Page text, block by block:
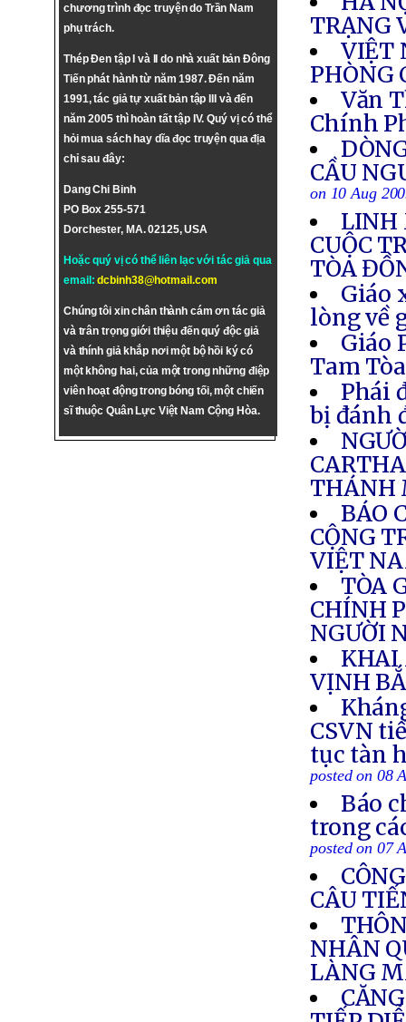
chương trình đọc truyện do Trần Nam
phụ trách.
Thép Đen tập I và II do nhà xuất bản Đông
Tiến phát hành từ năm 1987. Đến năm
1991, tác giả tự xuất bản tập III và đến
năm 2005 thì hoàn tất tập IV. Quý vị có thể
hỏi mua sách hay dĩa đọc truyện qua địa
chỉ sau đây:
Dang Chi Binh
PO Box 255-571
Dorchester, MA. 02125, USA
Hoặc quý vị có thể liên lạc với tác giả qua
email:dcbinh38@hotmail.com
Chúng tôi xin chân thành cám ơn tác giả
và trân trọng giới thiệu đến quý độc giả
và thính giả khắp nơi một bộ hồi ký có
một không hai, của một trong những điệp
viên hoạt động trong bóng tối, một chiến
sĩ thuộc Quân Lực Việt Nam Cộng Hòa.
TRẠNG
VIỆT
PHÒNG
Văn
Chính
CẦU
on 10 Aug
LINH
CUỘC
TÒA
Giáo
lòng về
Giáo
Tam Tòa
Phái
bị đánh
THÁNH
BÁO
CỘNG
VIỆT
TÒA
CHÍNH
NGƯỜI
KHAI
VỊNH
CSVN
tục tàn
posted on 08
Báo
trong
posted on 07
CÂU
NHÂN
LÀNG